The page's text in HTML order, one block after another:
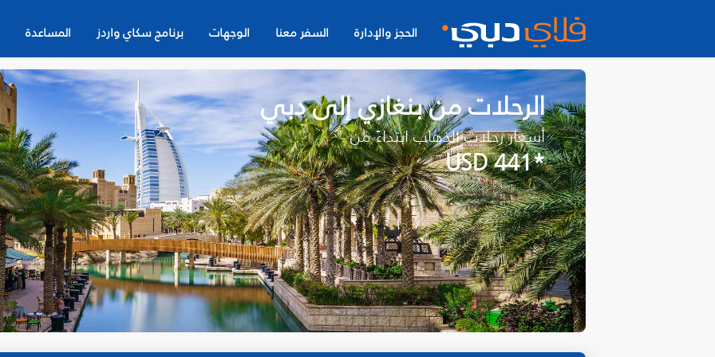
الحجز والإدارة السفر معنا الوجهات برنامج سكاي واردز المساعدة
الرحلات من بنغازي إلى دبي
أسعار رحلات الذهاب ابتداءً من
*USD 441